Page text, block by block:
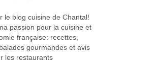
le blog cuisine de Chantal!
passion pour la cuisine et
française: recettes,
gourmandes et avis
les restaurants